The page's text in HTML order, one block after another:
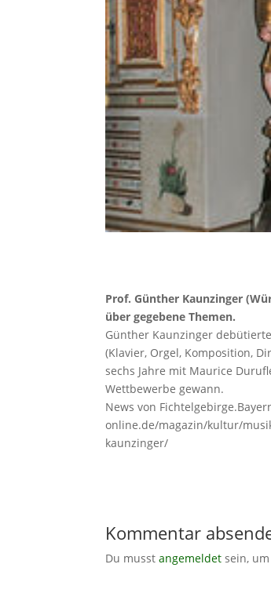
Prof. Günther Kaunzinger
über gegebene Themen.
Günther Kaunzinger
(Klavier, Orgel, Komposition,
sechs Jahre mit Maurice
Wettbewerbe gewann.
News von
online.de/magazin/kultur/
kaunzinger/
Kommentar
Du musstangemeldet sein,